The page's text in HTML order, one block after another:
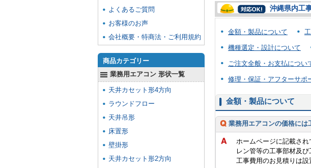
沖縄県内工
金額・製品について
機種選定・設計について
ご注文全般・お支払につい
修理・保証・アフターサポ
金額・製品について
業務用エアコンの価格には
ホームページに記載さ
レン管等の工事部材及び
工事費用のお見積りは
よくあるご質問
お客様のお声
会社概要・特商法・ご利用規約
商品カテゴリー
業務用エアコン 形状一覧
天井カセット形4方向
ラウンドフロー
天井吊形
床置形
壁掛形
天井カセット形2方向